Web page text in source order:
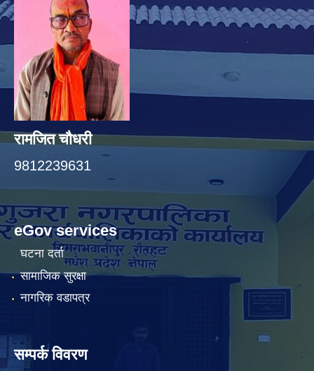
रामजित चौधरी
9812239631
eGov services
घटना दर्ता
सामाजिक सुरक्षा
नागरिक वडापत्र
सम्पर्क विवरण